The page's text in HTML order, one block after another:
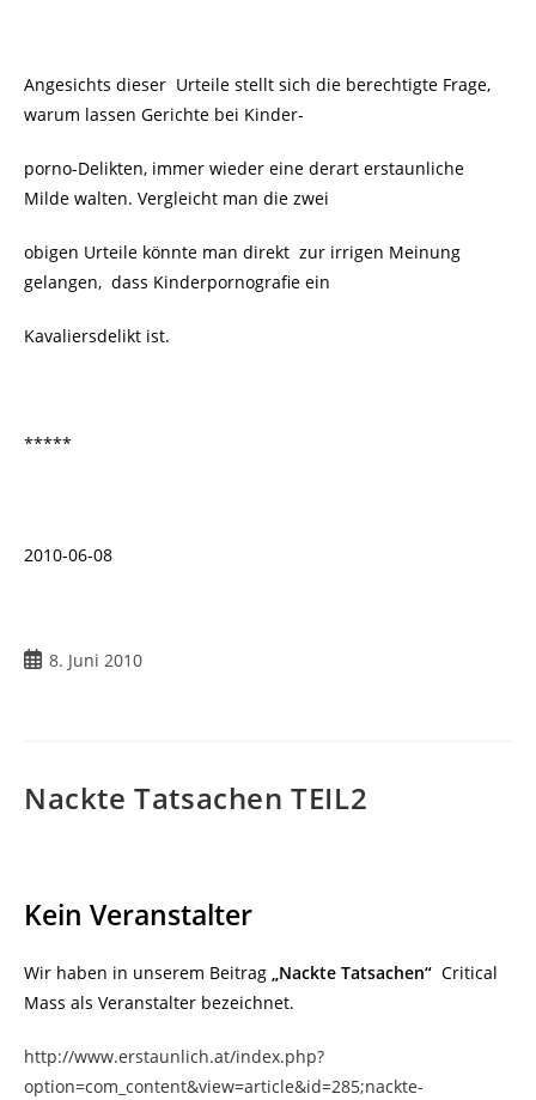
Angesichts dieser Urteile stellt sich die berechtigte Frage,
warum lassen Gerichte bei Kinder-
porno-Delikten, immer wieder eine derart erstaunliche
Milde walten. Vergleicht man die zwei
obigen Urteile könnte man direkt zur irrigen Meinung
gelangen, dass Kinderpornografie ein
Kavaliersdelikt ist.
*****
2010-06-08
Beitrag
8. Juni 2010
Nackte Tatsachen TEIL2
Kein Veranstalter
Wir haben in unserem Beitrag „Nackte Tatsachen“ Critical
Mass als Veranstalter bezeichnet.
http://www.erstaunlich.at/index.php?
option=com_content&view=article&id=285;nackte-